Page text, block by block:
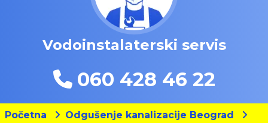
Vodoinstalaterski servis
060 428 46 22
Početna
Odgušenje kanalizacije Beograd